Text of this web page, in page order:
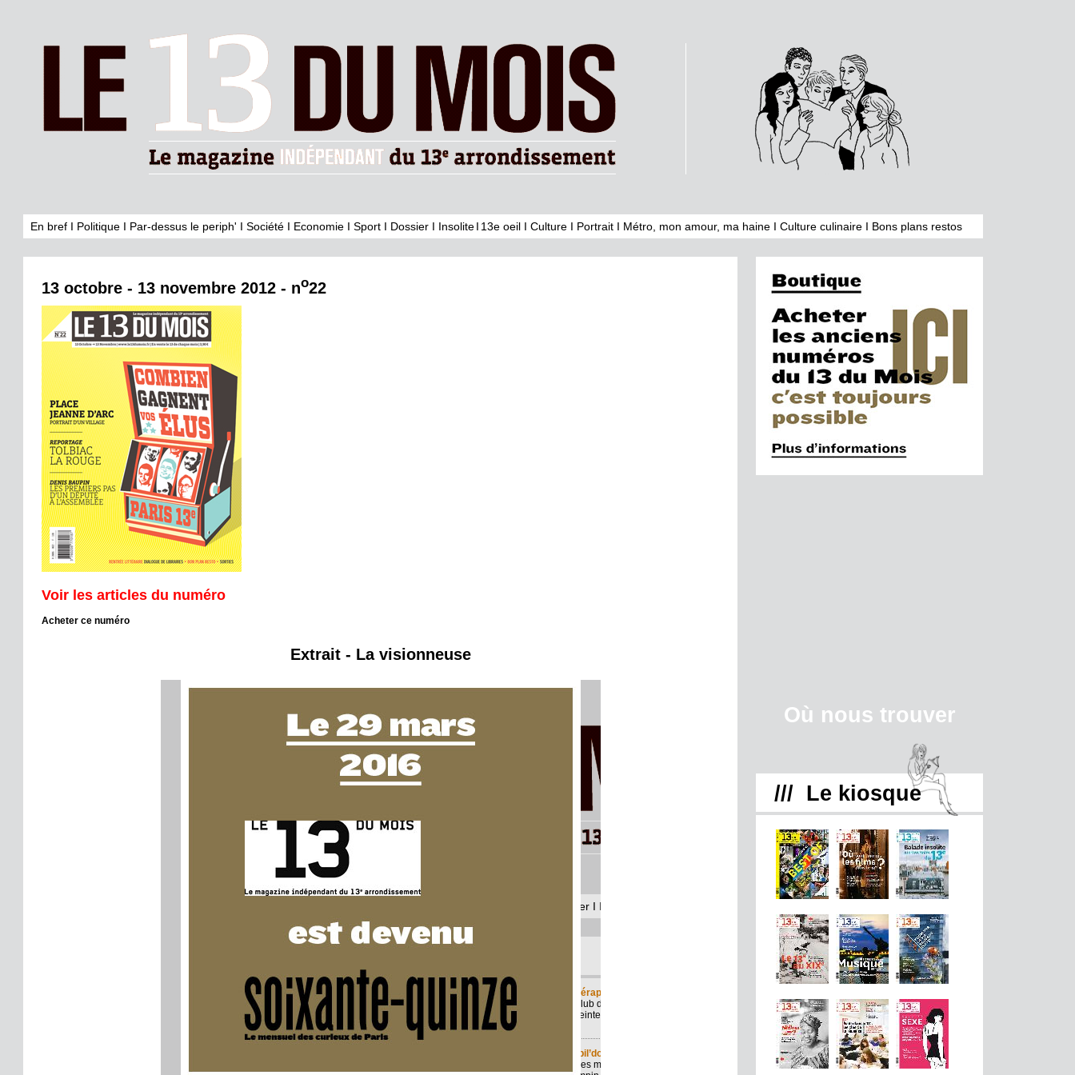
En bref I Politique I Par-dessus le periph' I Société I Economie I Sport I Dossier I InsoliteI 13e oeil I Culture I Portrait I Métro, mon amour, ma haine I Culture culinaire I Bons plans restos
13 octobre - 13 novembre 2012 - no22
Voir les articles du numéro
Acheter ce numéro
Extrait - La visionneuse
Où nous trouver
/// Le kiosque